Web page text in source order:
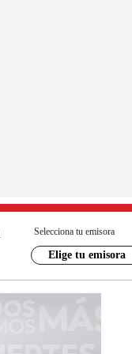
Selecciona tu emisora
Elige tu emisora